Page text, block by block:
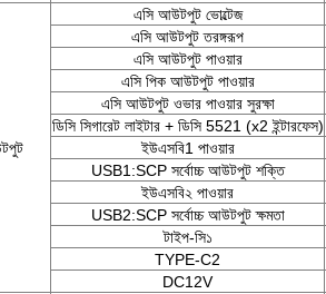
এসি আউটপুট ভোল্টেজ
এসি আউটপুট তরঙ্গরূপ
এসি আউটপুট পাওয়ার
এসি পিক আউটপুট পাওয়ার
এসি আউটপুট ওভার পাওয়ার সুরক্ষা
ডিসি সিগারেট লাইটার + ডিসি 5521 (x2 ইন্টারফেস)
ইউএসবি1 পাওয়ার
USB1:SCP সর্বোচ্চ আউটপুট শক্তি
ইউএসবি২ পাওয়ার
USB2:SCP সর্বোচ্চ আউটপুট ক্ষমতা
টাইপ-সি১
TYPE-C2
DC12V